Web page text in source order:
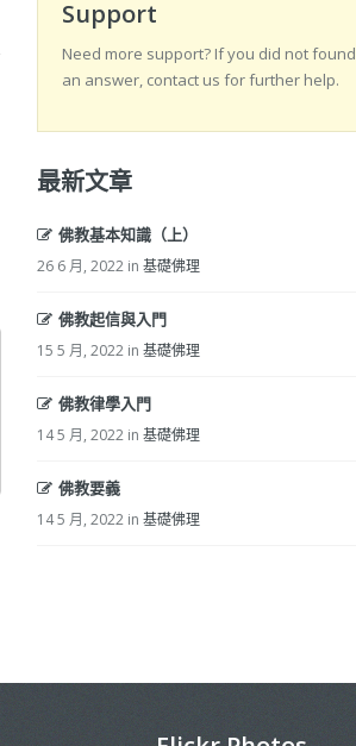
Support
Need more support? If you did not found
an answer, contact us for further help.
最新文章
佛教基本知識（上）
26 6 月, 2022 in 基礎佛理
佛教起信與入門
15 5 月, 2022 in 基礎佛理
佛教律學入門
14 5 月, 2022 in 基礎佛理
佛教要義
14 5 月, 2022 in 基礎佛理